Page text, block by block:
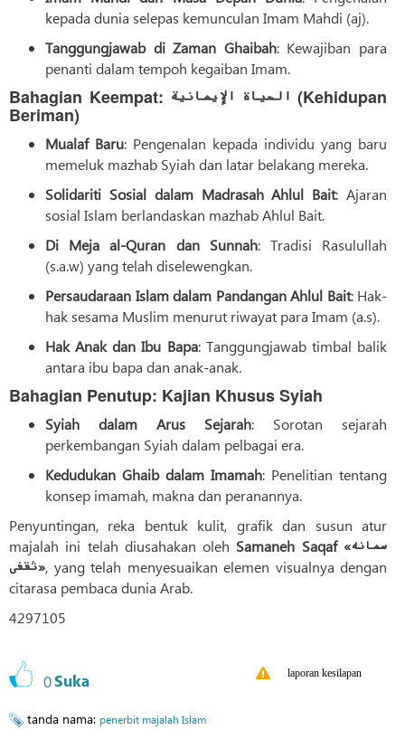
kepada dunia selepas kemunculan Imam Mahdi (aj).
Tanggungjawab di Zaman Ghaibah: Kewajiban para
penanti dalam tempoh kegaiban Imam.
Bahagian Keempat: الحیاة الإيمانیة (Kehidupan
Beriman)
Mualaf Baru: Pengenalan kepada individu yang baru
memeluk mazhab Syiah dan latar belakang mereka.
Solidariti Sosial dalam Madrasah Ahlul Bait: Ajaran
sosial Islam berlandaskan mazhab Ahlul Bait.
Di Meja al-Quran dan Sunnah: Tradisi Rasulullah
(s.a.w) yang telah diselewengkan.
Persaudaraan Islam dalam Pandangan Ahlul Bait: Hak-
hak sesama Muslim menurut riwayat para Imam (a.s).
Hak Anak dan Ibu Bapa: Tanggungjawab timbal balik
antara ibu bapa dan anak-anak.
Bahagian Penutup: Kajian Khusus Syiah
Syiah dalam Arus Sejarah: Sorotan sejarah
perkembangan Syiah dalam pelbagai era.
Kedudukan Ghaib dalam Imamah: Penelitian tentang
konsep imamah, makna dan peranannya.
Penyuntingan, reka bentuk kulit, grafik dan susun atur
majalah ini telah diusahakan oleh Samaneh Saqaf «سمانه
ثقفی», yang telah menyesuaikan elemen visualnya dengan
citarasa pembaca dunia Arab.
4297105
0Suka laporan kesilapan
tanda nama: penerbit majalah Islam